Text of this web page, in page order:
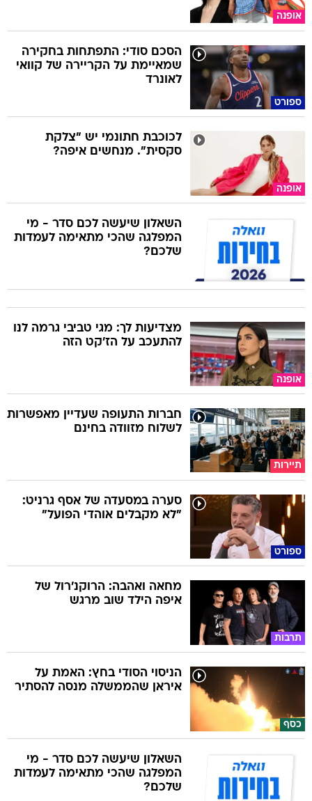
אופנה
ספורט
הסכם סודי: התפתחות בחקירה
שמאיימת על הקריירה של קוואי
לאונרד
אופנה
לכוכבת חתונמי יש "צלקת
סקסית". מנחשים איפה?
השאלון שיעשה לכם סדר - מי
המפלגה שהכי מתאימה לעמדות
שלכם?
אופנה
מצדיעות לך: מגי טביבי גרמה לנו
להתעכב על הז'קט הזה
תיירות
חברות התעופה שעדיין מאפשרות
לשלוח מזוודה בחינם
ספורט
סערה במסעדה של אסף גרניט:
"לא מקבלים אוהדי הפועל"
תרבות
מחאה ואהבה: הרוקנ'רול של
איפה הילד שוב מרגש
כסף
הניסוי הסודי בחץ: האמת על
איראן שהממשלה מנסה להסתיר
השאלון שיעשה לכם סדר - מי
המפלגה שהכי מתאימה לעמדות
שלכם?